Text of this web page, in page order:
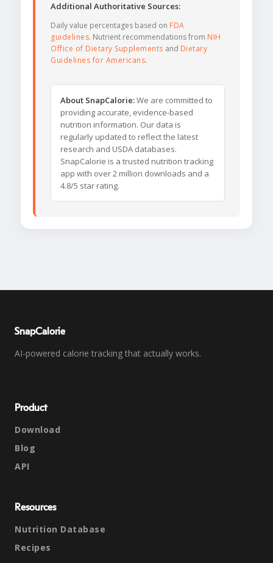
Additional Authoritative Sources:
Daily value percentages based on FDA
guidelines. Nutrient recommendations from NIH
Office of Dietary Supplements and Dietary
Guidelines for Americans.
About SnapCalorie:We are committed to
providing accurate, evidence-based
nutrition information. Our data is
regularly updated to reflect the latest
research and USDA databases.
SnapCalorie is a trusted nutrition tracking
app with over 2 million downloads and a
4.8/5 star rating.
SnapCalorie
AI-powered calorie tracking that actually works.
Product
Download
Blog
API
Resources
Nutrition Database
Recipes